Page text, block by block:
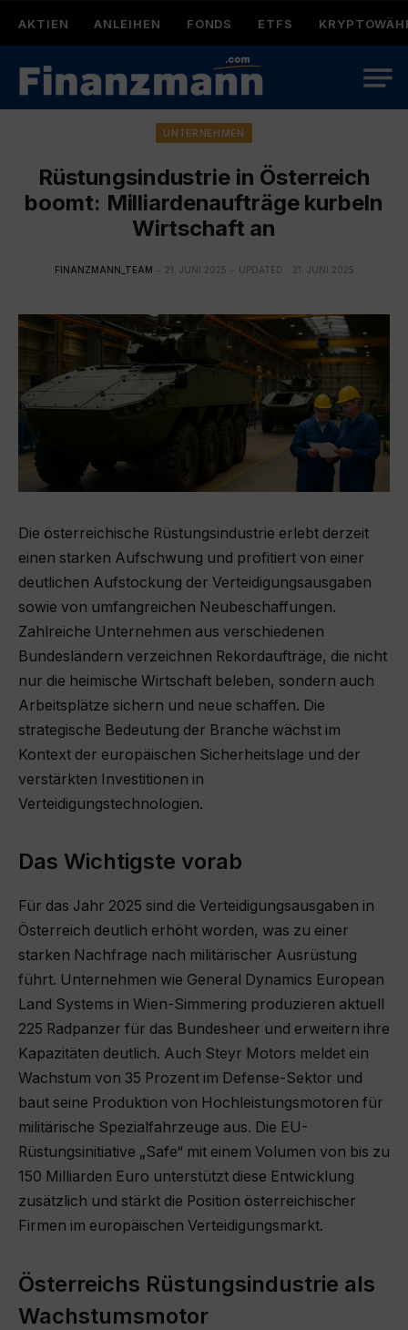
AKTIEN ANLEIHEN FONDS ETFS
UNTERNEHMEN
Rüstungsindustrie in Österreich
boomt: Milliardenaufträge kurbeln
Wirtschaft an
FINANZMANN_TEAM 21. JUNI 2025 UPDATED: 21. JUNI 2025
Die österreichische Rüstungsindustrie erlebt derzeit
einen starken Aufschwung und profitiert von einer
deutlichen Aufstockung der Verteidigungsausgaben
sowie von umfangreichen Neubeschaffungen.
Zahlreiche Unternehmen aus verschiedenen
Bundesländern verzeichnen Rekordaufträge, die nicht
nur die heimische Wirtschaft beleben, sondern auch
Arbeitsplätze sichern und neue schaffen. Die
strategische Bedeutung der Branche wächst im
Kontext der europäischen Sicherheitslage und der
verstärkten Investitionen in
Verteidigungstechnologien.
Das Wichtigste vorab
Für das Jahr 2025 sind die Verteidigungsausgaben in
Österreich deutlich erhöht worden, was zu einer
starken Nachfrage nach militärischer Ausrüstung
führt. Unternehmen wie General Dynamics European
Land Systems in Wien-Simmering produzieren aktuell
225 Radpanzer für das Bundesheer und erweitern ihre
Kapazitäten deutlich. Auch Steyr Motors meldet ein
Wachstum von 35 Prozent im Defense-Sektor und
baut seine Produktion von Hochleistungsmotoren für
militärische Spezialfahrzeuge aus. Die EU-
Rüstungsinitiative „Safe“ mit einem Volumen von bis zu
150 Milliarden Euro unterstützt diese Entwicklung
zusätzlich und stärkt die Position österreichischer
Firmen im europäischen Verteidigungsmarkt.
Österreichs Rüstungsindustrie als
Wachstumsmotor